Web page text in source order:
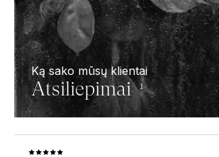
Ką sako mūsų klientai
Atsiliepimai 1